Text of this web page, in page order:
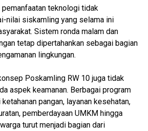
pemanfaatan teknologi tidak
nilai siskamling yang selama ini
Sistem ronda malam dan
tetap dipertahankan sebagai bagian
lingkungan.
Poskamling RW 10 juga tidak
aspek keamanan. Berbagai program
pangan, layanan kesehatan,
pemberdayaan UMKM hingga
turut menjadi bagian dari